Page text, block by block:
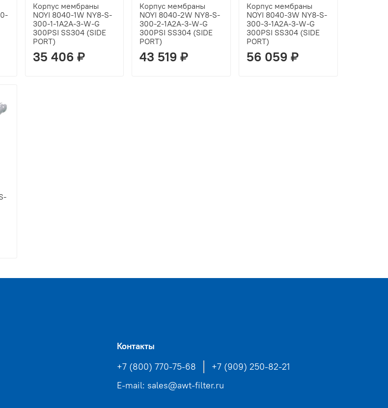
Корпус мембраны
NOYI 8040-1W NY8-S-
300-1-1A2A-3-W-G
300PSI SS304 (SIDE
PORT)
35 406 ₽
Корпус мембраны
NOYI 8040-2W NY8-S-
300-2-1A2A-3-W-G
300PSI SS304 (SIDE
PORT)
43 519 ₽
Корпус мембраны
NOYI 8040-3W NY8-S-
300-3-1A2A-3-W-G
300PSI SS304 (SIDE
PORT)
56 059 ₽
Контакты
+7 (800) 770-75-68
+7 (909) 250-82-21
E-mail: sales@awt-filter.ru